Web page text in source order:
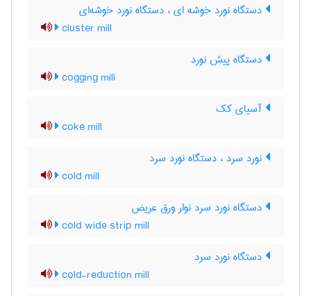
دستگاه نورد خوشه ای ، دستگاه نورد خوشه‌ای
cluster mill
دستگاه پیش نورد
cogging mill
آسیای کک
coke mill
نورد سرد ، دستگاه نورد سرد
cold mill
دستگاه نورد سرد نوار ورق عریض
cold wide strip mill
دستگاه نورد سرد
cold-reduction mill